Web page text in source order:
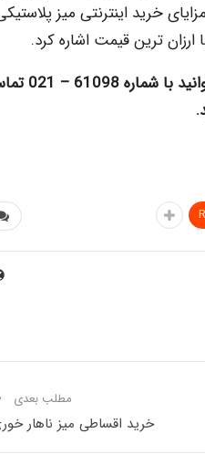
خرید اینترنتی میز
ترین قیمت اشاره کرد.
ولات می توانید با
مطلب بعدی
خرید اقساطی میز ناهار